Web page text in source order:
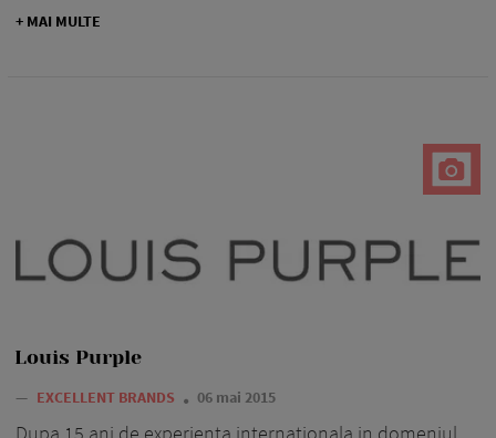
+ MAI MULTE
Louis Purple
— EXCELLENT BRANDS 06 mai 2015
Dupa 15 ani de experienta internationala in domeniul